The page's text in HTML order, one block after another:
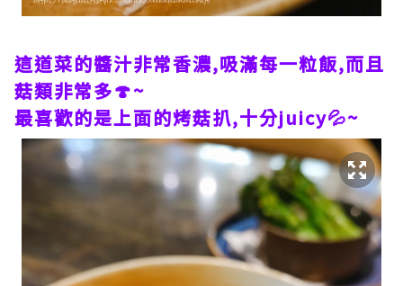
這道菜的醬汁非常香濃,吸滿每一粒飯,而且
菇類非常多🍄~
最喜歡的是上面的烤菇扒,十分juicy💦~